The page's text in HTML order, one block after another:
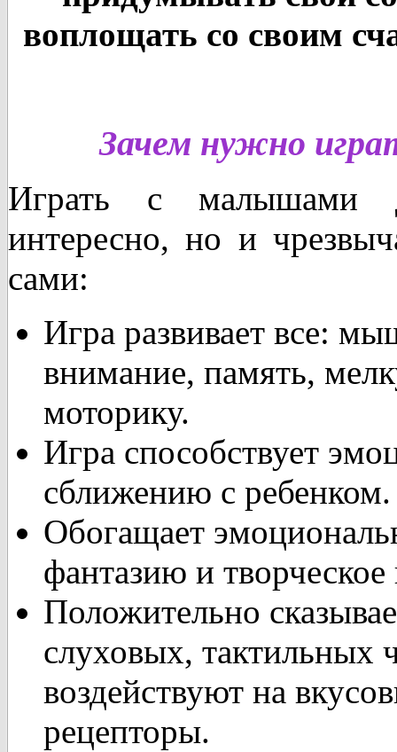
воплощать со своим
Зачем нужно
Играть с малышами
интересно, но и
сами:
Игра развивает все:
внимание, память,
моторику.
Игра способствует
сближению с ребенком.
Обогащает
фантазию и творческое
Положительно
слуховых, тактильных
воздействуют на
рецепторы.